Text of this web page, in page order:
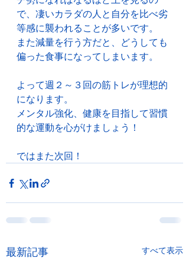
で、凄いカラダの人と自分を比べ劣
等感に襲われることが多いです。
また減量を行う方だと、どうしても
偏った食事になってしまいます。
よって週２～３回の筋トレが理想的
になります。
メンタル強化、健康を目指して習慣
的な運動を心がけましょう！
ではまた次回！
最新記事 すべて表示